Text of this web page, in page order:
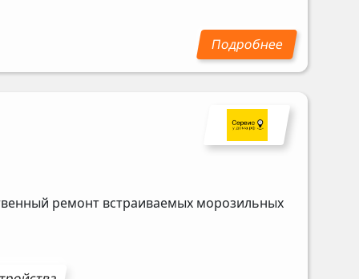
ремонт встраиваемых морозильных